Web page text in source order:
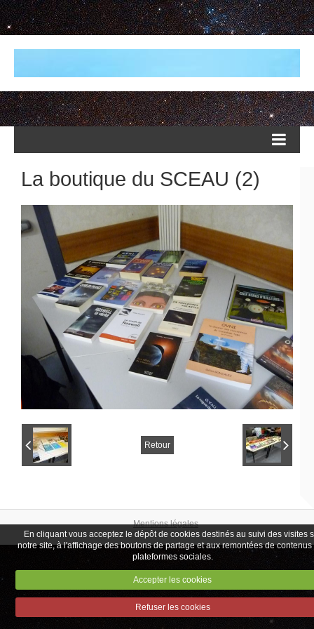
La boutique du SCEAU (2)
Retour
Mentions légales
En cliquant vous acceptez le dépôt de cookies destinés au suivi des visites
notre site, à l'affichage des boutons de partage et aux remontées de contenus
plateformes sociales.
Accepter les cookies
Refuser les cookies